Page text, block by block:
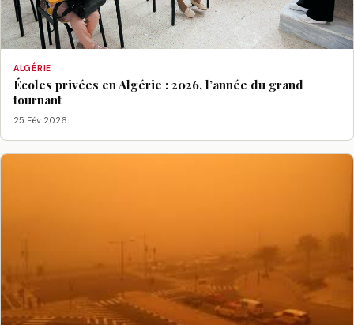
ALGÉRIE
Écoles privées en Algérie : 2026, l’année du grand
tournant
25 Fév 2026